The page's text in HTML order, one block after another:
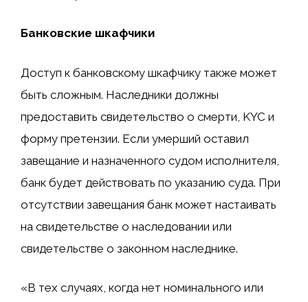
Банковские шкафчики
Доступ к банковскому шкафчику также может
быть сложным. Наследники должны
предоставить свидетельство о смерти, KYC и
форму претензии. Если умерший оставил
завещание и назначенного судом исполнителя,
банк будет действовать по указанию суда. При
отсутствии завещания банк может настаивать
на свидетельстве о наследовании или
свидетельстве о законном наследнике.
«В тех случаях, когда нет номинального или